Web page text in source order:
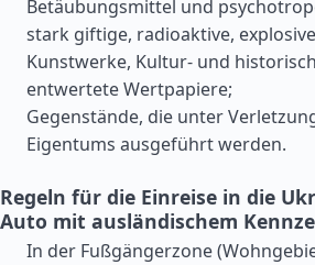
Betäubungsmittel und
stark giftige, radioaktive,
Kunstwerke, Kultur- und
entwertete Wertpapiere;
Gegenstände, die unter
Eigentums ausgeführt werden.
Regeln für die Einreise in die
Auto mit ausländischem
In der Fußgängerzone